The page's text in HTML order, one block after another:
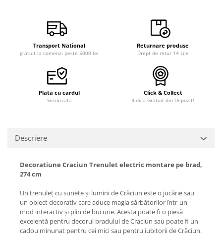
Transport National
gratuit la comenzi peste 5000 lei
Returnare produse
Drept de retur 14 zile
Plata cu cardul
Securizata
Click & Collect
Ridica Gratuit din Depozit!
Descriere
Decoratiune Craciun Trenulet electric montare pe brad,
274 cm
Un trenuleț cu sunete și lumini de Crăciun este o jucărie sau
un obiect decorativ care aduce magia sărbătorilor într-un
mod interactiv și plin de bucurie. Acesta poate fi o piesă
excelentă pentru decorul bradului de Craciun sau poate fi un
cadou minunat pentru cei mici sau pentru iubitorii de Crăciun.